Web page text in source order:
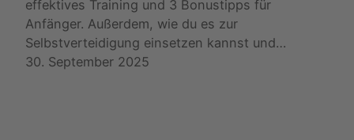
effektives Training und 3 Bonustipps für
Anfänger. Außerdem, wie du es zur
Selbstverteidigung einsetzen kannst und…
30. September 2025